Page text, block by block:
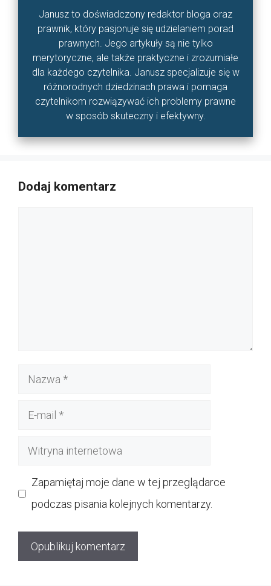
Janusz to doświadczony redaktor bloga oraz
prawnik, który pasjonuje się udzielaniem porad
prawnych. Jego artykuły są nie tylko
merytoryczne, ale także praktyczne i zrozumiałe
dla każdego czytelnika. Janusz specjalizuje się w
różnorodnych dziedzinach prawa i pomaga
czytelnikom rozwiązywać ich problemy prawne
w sposób skuteczny i efektywny.
Dodaj komentarz
Nazwa
Witryna
Zapamiętaj moje dane w tej przeglądarce
podczas pisania kolejnych komentarzy.